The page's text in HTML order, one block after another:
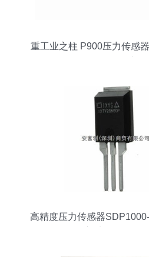
重工业之柱 P900压力传感
高精度压力传感器